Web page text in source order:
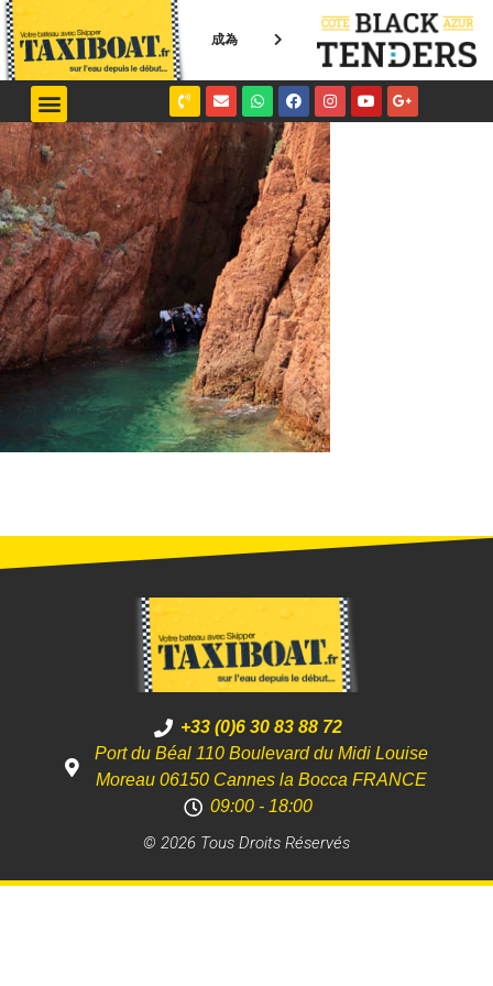
成為
+33 (0)6 30 83 88 72
Port du Béal 110 Boulevard du Midi Louise
Moreau 06150 Cannes la Bocca FRANCE
09:00 - 18:00
© 2026 Tous Droits Réservés